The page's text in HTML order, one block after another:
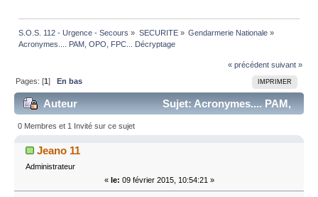
S.O.S. 112 - Urgence - Secours » SECURITE» Gendarmerie Nationale»
Acronymes.... PAM, OPO, FPC... Décryptage
« précédent suivant »
IMPRIMER
Pages: [1]En bas
Auteur
Sujet: Acronymes.... PAM,
OPO, FPC... Décryptage (Lu 29852 fois)
0 Membres et 1 Invité sur ce sujet
Jeano 11
Administrateur
« le: 09 février 2015, 10:54:21 »